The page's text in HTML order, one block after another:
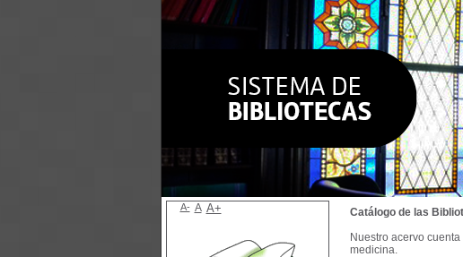
Catálogo de las
Nuestro acervo
medicina.
A- A A+